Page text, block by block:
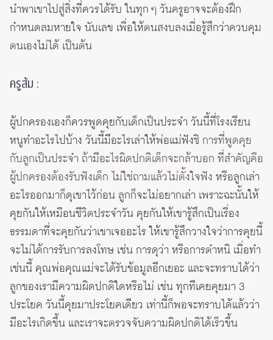
นำพาเขาไปสู่สิ่งที่ควรได้รับ ในทุก ๆ วันครูอาจจะต้องฝึก
กำหนดลมหายใจ นับเลข เพื่อให้ตนสงบลงเมื่อรู้สึกว่าควบคุม
ตนเองไม่ได้ เป็นต้น
ครูส้ม :
ผู้ปกครองเองก็ควรพูดคุยกับเด็กเป็นประจำ วันนี้ที่โรงเรียน
หนูทำอะไรไปบ้าง วันนี้มีอะไรเล่าให้พ่อแม่ฟังซิการที่พูดคุย
กับลูกเป็นประจำ ถ้ามีอะไรผิดปกติเด็กจะกล้าบอก ที่สำคัญคือ
ผู้ปกครองต้องรับฟังเด็ก ไม่ใช่ถามแล้วไม่ตั้งใจฟัง หรือลูกเล่า
อะไรออกมาก็ดุเขาไว้ก่อน ลูกก็จะไม่อยากเล่า เพราะฉะนั้นให้
คุยกันให้เหมือนชีวิตประจำวัน คุยกันให้เขารู้สึกเป็นเรื่อง
ธรรมดาที่จะคุยกันว่าเขาเจออะไร ให้เขารู้สึกวางใจว่าการคุยนี้
จะไม่ได้การรับการลงโทษ เช่น การดุว่า หรือการตำหนิ เมื่อทำ
เช่นนี้ คุณพ่อคุณแม่จะได้รับข้อมูลอีกเยอะ และจะทราบได้ว่า
ลูกของเรามีความผิดปกติใดหรือไม่ เช่น ทุกทีเคยคุยมา 3
ประโยค วันนี้คุยมาประโยคเดียว เท่านี้ก็พอจะทราบได้แล้วว่า
มีอะไรเกิดขึ้น และเราจะตรวจจับความผิดปกติได้เร็วขึ้น